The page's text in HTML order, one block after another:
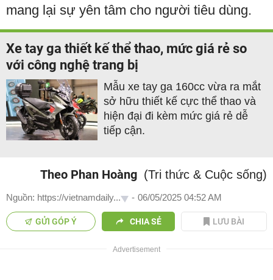
mang lại sự yên tâm cho người tiêu dùng.
Xe tay ga thiết kế thể thao, mức giá rẻ so
với công nghệ trang bị
Mẫu xe tay ga 160cc vừa ra mắt
sở hữu thiết kế cực thể thao và
hiện đại đi kèm mức giá rẻ dễ
tiếp cận.
Theo Phan Hoàng (Tri thức & Cuộc sống)
Nguồn: https://vietnamdaily... - 06/05/2025 04:52 AM
GỬI GÓP Ý CHIA SẺ LƯU BÀI